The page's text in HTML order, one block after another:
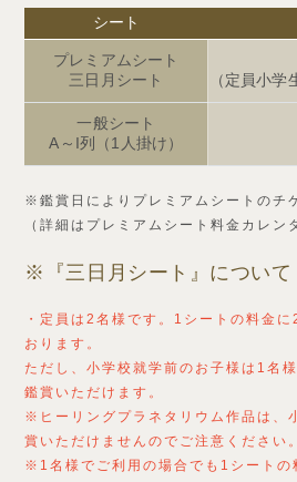
シート
プレミアムシート
三日月シート
（定員小
一般シート
A～I列（1人掛け）
※鑑賞日によりプレミアムシートのチ
（詳細はプレミアムシート料金カレン
※『三日月シート』について
・定員は2名様です。1シートの料金
おります。
ただし、小学校就学前のお子様は1名
鑑賞いただけます。
※ヒーリングプラネタリウム作品は、
賞いただけませんのでご注意ください。
※1名様でご利用の場合でも1シートの